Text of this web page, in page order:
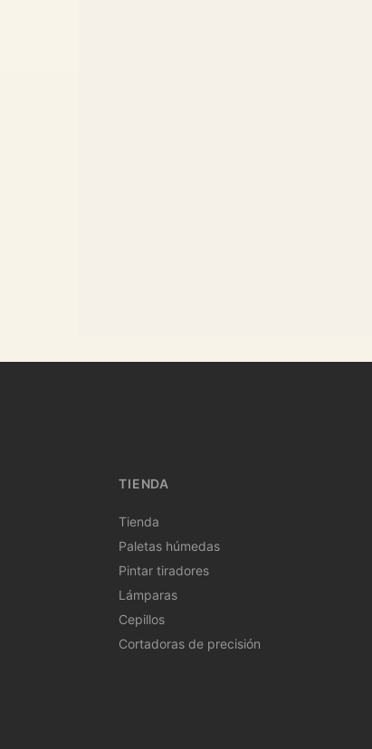
TIENDA
Tienda
Paletas húmedas
Pintar tiradores
Lámparas
Cepillos
Cortadoras de precisión